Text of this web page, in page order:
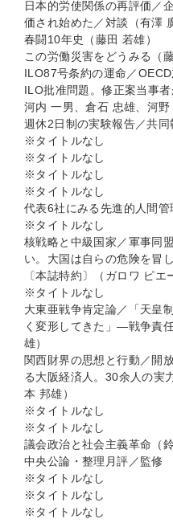
日本的労使関係の再評価／
価され始めた／対談（有澤
春闘10年史（藤田 若雄）
この労働災害をどうみる（藤
ILO87号条約の運命／
ILO批准問題。修正案当事
河内 一男、倉石 忠雄、河野
週休2日制の実験報告／共同
※タイトルなし
※タイトルなし
※タイトルなし
※タイトルなし
代表6社にみる先進的人間管
※タイトルなし
核戦略と中級国家／軍事同
い。大国は自らの危険を冒
〔本誌特約〕（ガロワ ピエ
※タイトルなし
大東亜戦争肯定論／「天皇
く変形してきた」―戦争責
雄）
関西財界の思想と行動／開
る大阪経済人。30余人の実
本 邦雄）
※タイトルなし
※タイトルなし
議会政治と社会主義革命（
中央公論・整理月評／監修
※タイトルなし
※タイトルなし
※タイトルなし